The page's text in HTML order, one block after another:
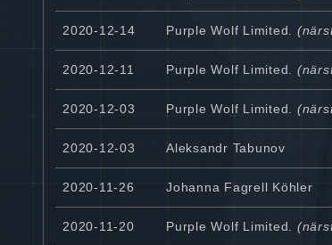
2020-12-14 Purple Wolf Limited.
2020-12-11 Purple Wolf Limited.
2020-12-03 Purple Wolf Limited.
2020-12-03 Aleksandr Tabunov
2020-11-26 Johanna Fagrell Köhler
2020-11-20 Purple Wolf Limited.